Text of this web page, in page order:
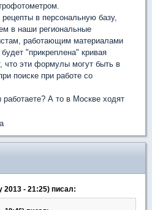
в персональную базу,
в наши региональные
работающим материалами
"прикреплена" кривая
что эти формулы могут быть в
поиске при работе со
А то в Москве ходят
2013 - 21:25) писал: